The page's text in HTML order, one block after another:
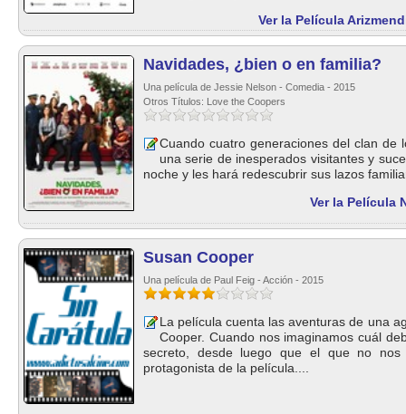
Ver la Película
Navidades, ¿bien o en familia?
Una película de Jessie Nelson - Comedia - 2015
Otros Títulos: Love the Coopers
Cuando cuatro generaciones del clan de
una serie de inesperados visitantes y
noche y les hará redescubrir sus lazos
Ver la Película
Susan Cooper
Una película de Paul Feig - Acción - 2015
La película cuenta las aventuras de una
Cooper. Cuando nos imaginamos cuál
secreto, desde luego que el que no
protagonista de la película....